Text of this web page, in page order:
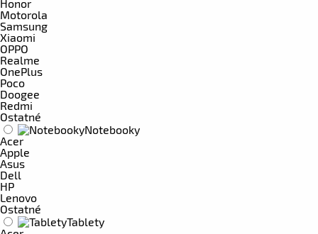
Honor
Motorola
Samsung
Xiaomi
OPPO
Realme
OnePlus
Poco
Doogee
Redmi
Ostatné
Notebooky
Acer
Apple
Asus
Dell
HP
Lenovo
Ostatné
Tablety